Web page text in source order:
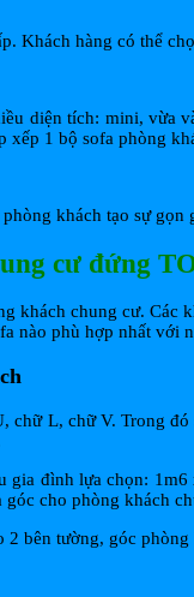
Khách hàng có thể
diện tích: mini, vừa
1 bộ sofa phòng
khách tạo sự gọn
cư đứng
khách chung cư.
nào phù hợp nhất với
chữ L, chữ V. Trong
gia đình lựa chọn:
cho phòng khách
2 bên tường, góc